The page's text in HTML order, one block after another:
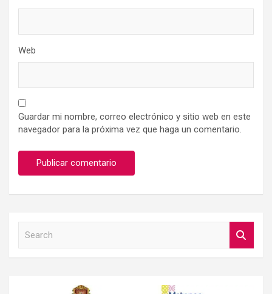
Web
Guardar mi nombre, correo electrónico y sitio web en este
navegador para la próxima vez que haga un comentario.